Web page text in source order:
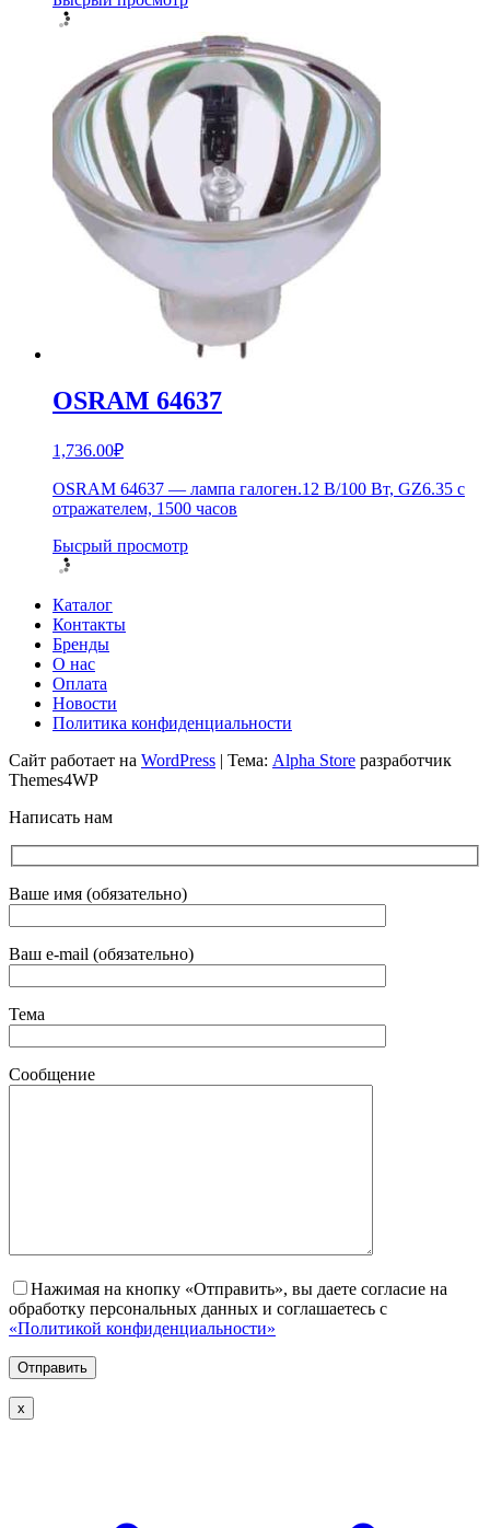
OSRAM 64637
1,736.00₽
OSRAM 64637 — лампа галоген.12 В/100 Вт, GZ6.35 с
отражателем, 1500 часов
Бысрый просмотр
Каталог
Контакты
Бренды
О нас
Оплата
Новости
Политика конфиденциальности
Сайт работает на WordPress | Тема: Alpha Store разработчик
Themes4WP
Написать нам
Ваше имя (обязательно)
Ваш e-mail (обязательно)
Тема
Сообщение
Нажимая на кнопку «Отправить», вы даете согласие на
обработку персональных данных и соглашаетесь с
«Политикой конфиденциальности»
х